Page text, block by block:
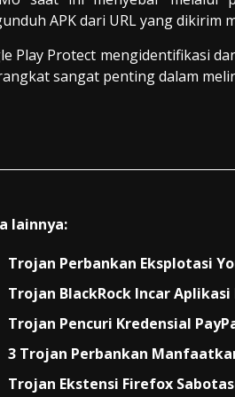
APK dari URL yang dikirim
Play Protect mengidentifikasi
sangat penting dalam
lainnya:
Trojan Perbankan Eksplotasi
Trojan BlackRock Incar
Trojan Pencuri Kredensial
3 Trojan Perbankan
Trojan Ekstensi Firefox